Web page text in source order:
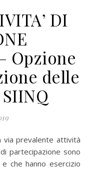
DI
Opzione
delle
partecipazione sono
che hanno esercizio